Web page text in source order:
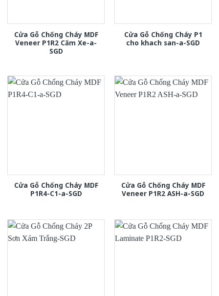
Cửa Gỗ Chống Cháy MDF
Veneer P1R2 Căm Xe-a-
SGD
Cửa Gỗ Chống Cháy P1
cho khach san-a-SGD
Cửa Gỗ Chống Cháy MDF
P1R4-C1-a-SGD
Cửa Gỗ Chống Cháy MDF
Veneer P1R2 ASH-a-SGD